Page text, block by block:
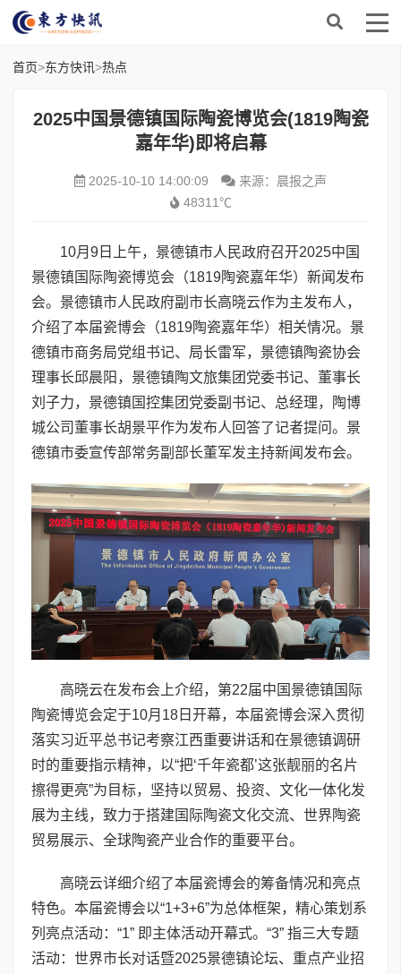
首页>东方快讯>热点
2025中国景德镇国际陶瓷博览会(1819陶瓷
嘉年华)即将启幕
2025-10-10 14:00:09
来源：晨报之声
48311℃
10月9日上午，景德镇市人民政府召开2025中国
景德镇国际陶瓷博览会（1819陶瓷嘉年华）新闻发布
会。景德镇市人民政府副市长高晓云作为主发布人，
介绍了本届瓷博会（1819陶瓷嘉年华）相关情况。景
德镇市商务局党组书记、局长雷军，景德镇陶瓷协会
理事长邱晨阳，景德镇陶文旅集团党委书记、董事长
刘子力，景德镇国控集团党委副书记、总经理，陶博
城公司董事长胡景平作为发布人回答了记者提问。景
德镇市委宣传部常务副部长董军发主持新闻发布会。
高晓云在发布会上介绍，第22届中国景德镇国际
陶瓷博览会定于10月18日开幕，本届瓷博会深入贯彻
落实习近平总书记考察江西重要讲话和在景德镇调研
时的重要指示精神，以“把‘千年瓷都’这张靓丽的名片
擦得更亮”为目标，坚持以贸易、投资、文化一体化发
展为主线，致力于搭建国际陶瓷文化交流、世界陶瓷
贸易展示、全球陶瓷产业合作的重要平台。
高晓云详细介绍了本届瓷博会的筹备情况和亮点
特色。本届瓷博会以“1+3+6”为总体框架，精心策划系
列亮点活动：“1” 即主体活动开幕式。“3” 指三大专题
活动：世界市长对话暨2025景德镇论坛、重点产业招